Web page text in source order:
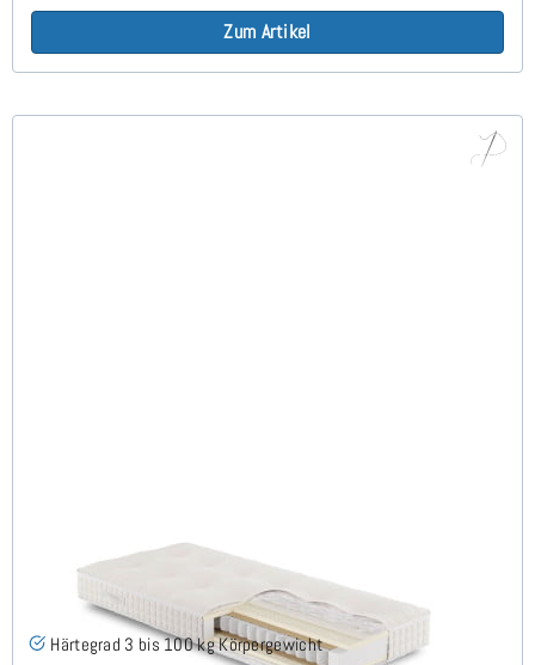
Zum Artikel
ARMIN H3 TTFK Matratze 160x200 cm -
Sonderanfertigung
Härtegrad 3 bis 100 kg Körpergewicht